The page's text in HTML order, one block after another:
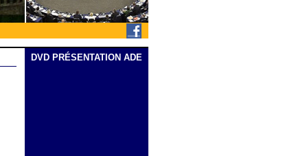
DVD PRÉSENTATION ADE